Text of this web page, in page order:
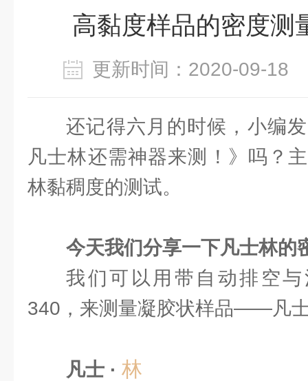
高黏度样品的密度
更新时间：2020-09-
还记得六月的时候，小编
凡士林还需神器来测！》吗？
林黏稠度的测试。
今天我们分享一下凡士林的
我们可以用带自动排空与
340，来测量凝胶状样品——凡
凡士 · 林